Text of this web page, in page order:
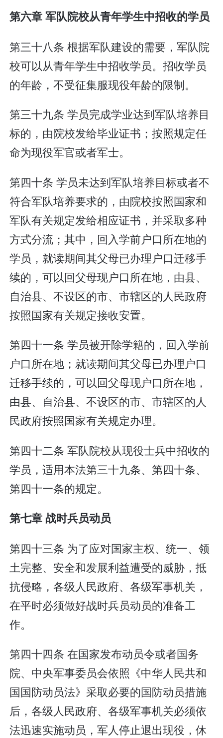
第六章 军队院校从青年学生中招收的学员
第三十八条 根据军队建设的需要，军队院
校可以从青年学生中招收学员。招收学员
的年龄，不受征集服现役年龄的限制。
第三十九条 学员完成学业达到军队培养目
标的，由院校发给毕业证书；按照规定任
命为现役军官或者军士。
第四十条 学员未达到军队培养目标或者不
符合军队培养要求的，由院校按照国家和
军队有关规定发给相应证书，并采取多种
方式分流；其中，回入学前户口所在地的
学员，就读期间其父母已办理户口迁移手
续的，可以回父母现户口所在地，由县、
自治县、不设区的市、市辖区的人民政府
按照国家有关规定接收安置。
第四十一条 学员被开除学籍的，回入学前
户口所在地；就读期间其父母已办理户口
迁移手续的，可以回父母现户口所在地，
由县、自治县、不设区的市、市辖区的人
民政府按照国家有关规定办理。
第四十二条 军队院校从现役士兵中招收的
学员，适用本法第三十九条、第四十条、
第四十一条的规定。
第七章 战时兵员动员
第四十三条 为了应对国家主权、统一、领
土完整、安全和发展利益遭受的威胁，抵
抗侵略，各级人民政府、各级军事机关，
在平时必须做好战时兵员动员的准备工
作。
第四十四条 在国家发布动员令或者国务
院、中央军事委员会依照《中华人民共和
国国防动员法》采取必要的国防动员措施
后，各级人民政府、各级军事机关必须依
法迅速实施动员，军人停止退出现役，休